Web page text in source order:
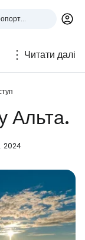
Читати далі
Альта.
2024